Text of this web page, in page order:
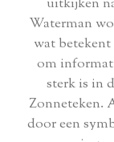
uitkijken
Waterman
wat
om
sterk is in
Zonneteken.
door een